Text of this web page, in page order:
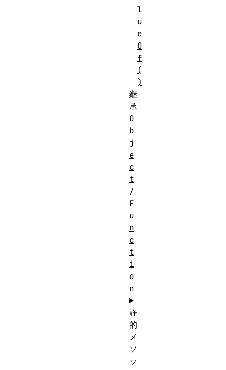
l
u
e
O
f
(
)
継
承
O
b
j
e
c
t
/
F
u
n
c
t
i
o
n
静
的
メ
ソ
ッ